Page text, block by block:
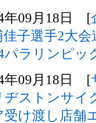
年09月18日 [
佳子選手2大
パラリンピッ
年09月18日 [
ヂストンサイ
受け渡し店舗